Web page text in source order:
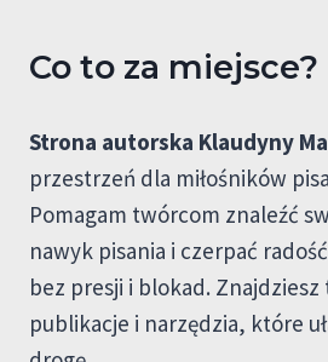
Co to za miejsce?
Strona autorska Klaudyny
przestrzeń dla miłośników
Pomagam twórcom znaleźć
nawyk pisania i czerpać
bez presji i blokad.
publikacje i narzędzia, które